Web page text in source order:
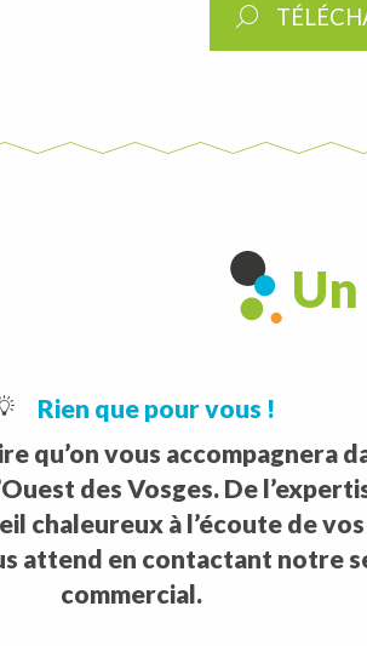
Rien que pour vous !
qu’on vous accompagnera
des Vosges. De
chaleureux à l’écoute de
attend en contactant notre
commercial.